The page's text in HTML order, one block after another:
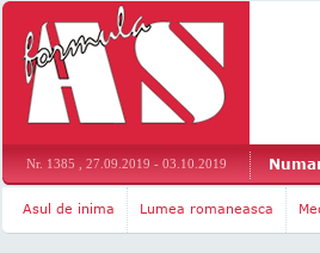
Nr. 1385 , 27.09.2019 - 03.10.2019
Asul de inima Lumea romaneasca